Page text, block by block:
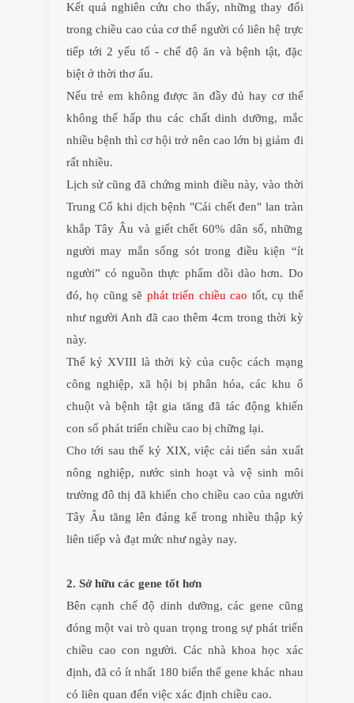
Kết quả nghiên cứu cho thấy, những thay đổi
trong chiều cao của cơ thể người có liên hệ trực
tiếp tới 2 yếu tố - chế độ ăn và bệnh tật, đặc
biệt ở thời thơ ấu.
Nếu trẻ em không được ăn đầy đủ hay cơ thể
không thể hấp thu các chất dinh dưỡng, mắc
nhiều bệnh thì cơ hội trở nên cao lớn bị giảm đi
rất nhiều.
Lịch sử cũng đã chứng minh điều này, vào thời
Trung Cổ khi dịch bệnh "Cái chết đen" lan tràn
khắp Tây Âu và giết chết 60% dân số, những
người may mắn sống sót trong điều kiện “ít
người” có nguồn thực phẩm dồi dào hơn. Do
đó, họ cũng sẽ phát triển chiều cao tốt, cụ thể
như người Anh đã cao thêm 4cm trong thời kỳ
này.
Thế kỷ XVIII là thời kỳ của cuộc cách mạng
công nghiệp, xã hội bị phân hóa, các khu ổ
chuột và bệnh tật gia tăng đã tác động khiến
con số phát triển chiều cao bị chững lại.
Cho tới sau thế kỷ XIX, việc cải tiến sản xuất
nông nghiệp, nước sinh hoạt và vệ sinh môi
trường đô thị đã khiến cho chiều cao của người
Tây Âu tăng lên đáng kể trong nhiều thập kỷ
liên tiếp và đạt mức như ngày nay.
2. Sở hữu các gene tốt hơn
Bên cạnh chế độ dinh dưỡng, các gene cũng
đóng một vai trò quan trọng trong sự phát triển
chiều cao con người. Các nhà khoa học xác
định, đã có ít nhất 180 biến thể gene khác nhau
có liên quan đến việc xác định chiều cao.